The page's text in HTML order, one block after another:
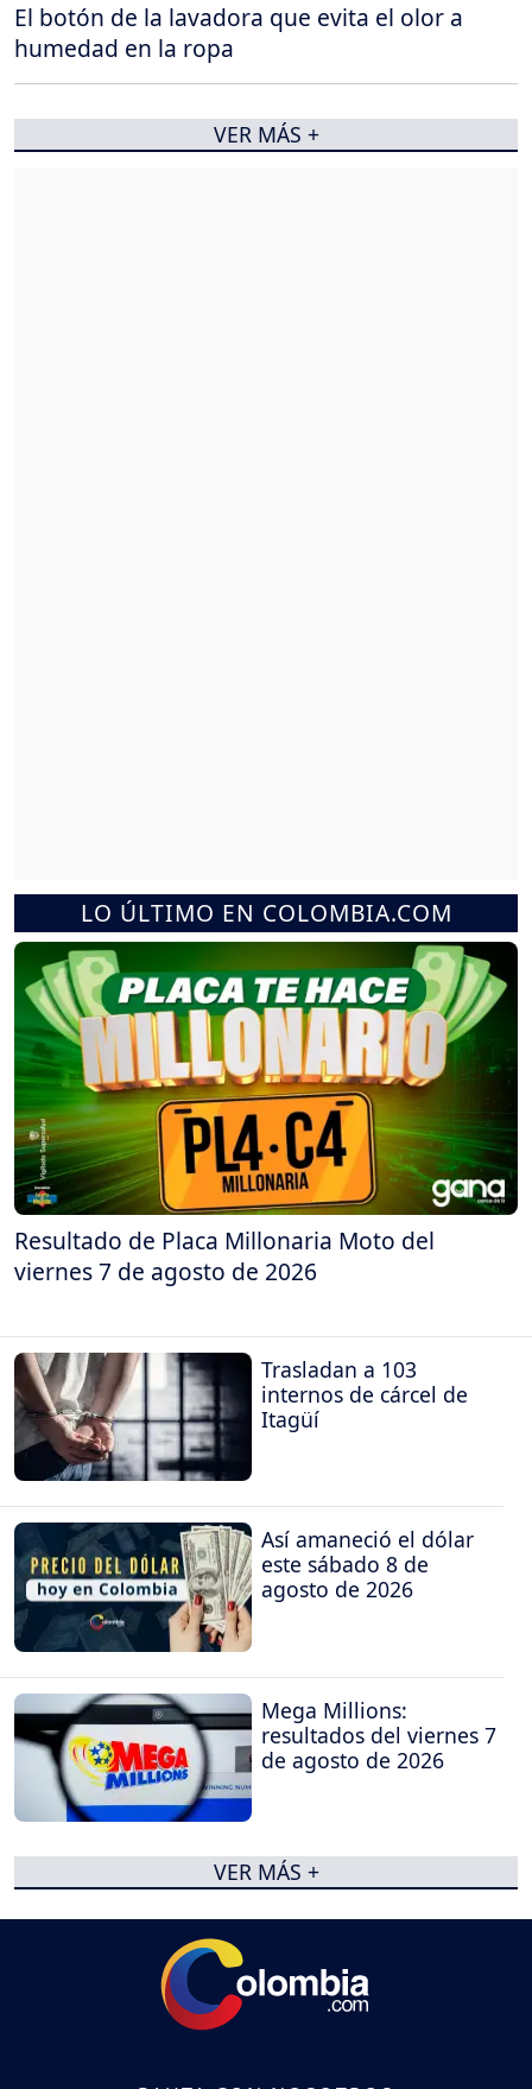
LO ÚLTIMO EN COLOMBIA.COM
Resultado de Placa Millonaria Moto del
viernes 7 de agosto de 2026
Trasladan a 103
internos de cárcel de
Itagüí
Así amaneció el dólar
este sábado 8 de
agosto de 2026
Mega Millions:
resultados del viernes 7
de agosto de 2026
VER MÁS +
El botón de la lavadora que evita el olor a
humedad en la ropa
VER MÁS +